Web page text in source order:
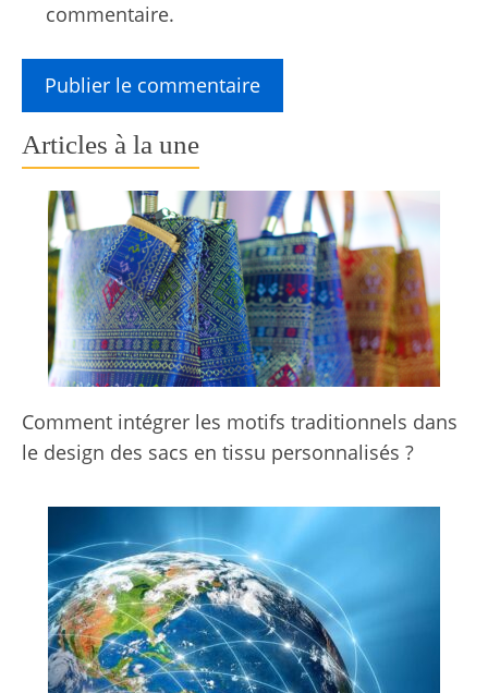
commentaire.
Articles à la une
Comment intégrer les motifs traditionnels dans
le design des sacs en tissu personnalisés ?